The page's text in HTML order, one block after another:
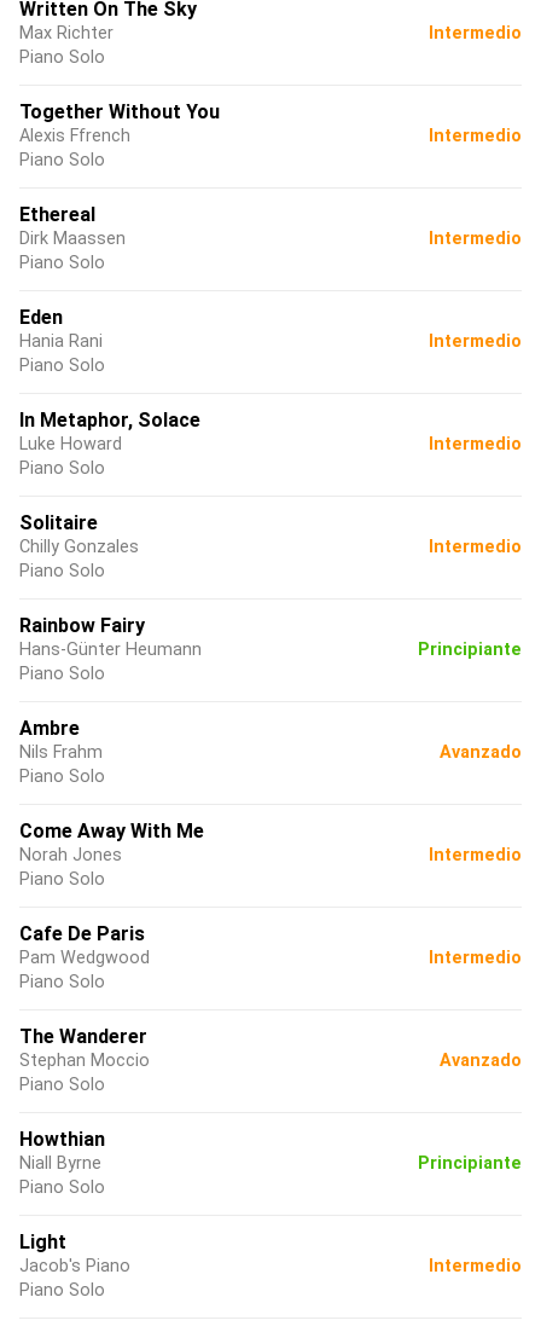
Written On The Sky
Max Richter
Piano Solo
Intermedio
Together Without You
Alexis Ffrench
Piano Solo
Intermedio
Ethereal
Dirk Maassen
Piano Solo
Intermedio
Eden
Hania Rani
Piano Solo
Intermedio
In Metaphor, Solace
Luke Howard
Piano Solo
Intermedio
Solitaire
Chilly Gonzales
Piano Solo
Intermedio
Rainbow Fairy
Hans-Günter Heumann
Piano Solo
Principiante
Ambre
Nils Frahm
Piano Solo
Avanzado
Come Away With Me
Norah Jones
Piano Solo
Intermedio
Cafe De Paris
Pam Wedgwood
Piano Solo
Intermedio
The Wanderer
Stephan Moccio
Piano Solo
Avanzado
Howthian
Niall Byrne
Piano Solo
Principiante
Light
Jacob's Piano
Piano Solo
Intermedio